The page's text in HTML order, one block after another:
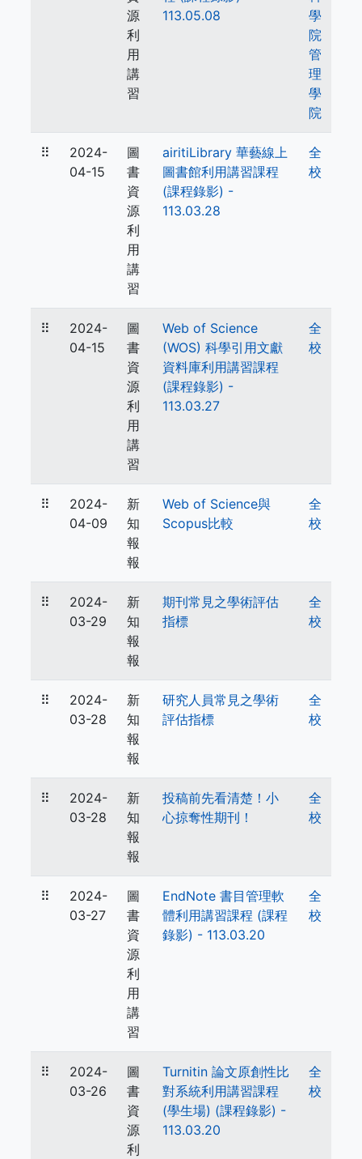
源
利
用
講
習
113.05.08
學
院
管
理
學
院
⠿
2024-
04-15
圖
書
資
源
利
用
講
習
airitiLibrary 華藝線上
圖書館利用講習課程
(課程錄影) -
113.03.28
全
校
⠿
2024-
04-15
圖
書
資
源
利
用
講
習
Web of Science
(WOS) 科學引用文獻
資料庫利用講習課程
(課程錄影) -
113.03.27
全
校
⠿
2024-
04-09
新
知
報
報
Web of Science與
Scopus比較
全
校
⠿
2024-
03-29
新
知
報
報
期刊常見之學術評估
指標
全
校
⠿
2024-
03-28
新
知
報
報
研究人員常見之學術
評估指標
全
校
⠿
2024-
03-28
新
知
報
報
投稿前先看清楚！小
心掠奪性期刊！
全
校
⠿
2024-
03-27
圖
書
資
源
利
用
講
習
EndNote 書目管理軟
體利用講習課程 (課程
錄影) - 113.03.20
全
校
⠿
2024-
03-26
圖
書
資
源
利
Turnitin 論文原創性比
對系統利用講習課程
(學生場) (課程錄影) -
113.03.20
全
校